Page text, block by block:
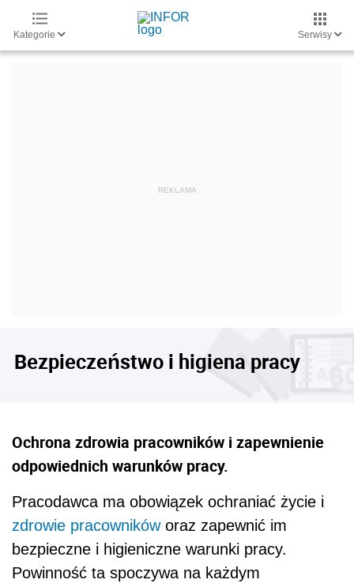
Kategorie Serwisy
Bezpieczeństwo i higiena pracy
Ochrona zdrowia pracowników i zapewnienie
odpowiednich warunków pracy.
Pracodawca ma obowiązek ochraniać życie i
zdrowie pracownikóworaz zapewnić im
bezpieczne i higieniczne warunki pracy.
Powinność ta spoczywa na każdym